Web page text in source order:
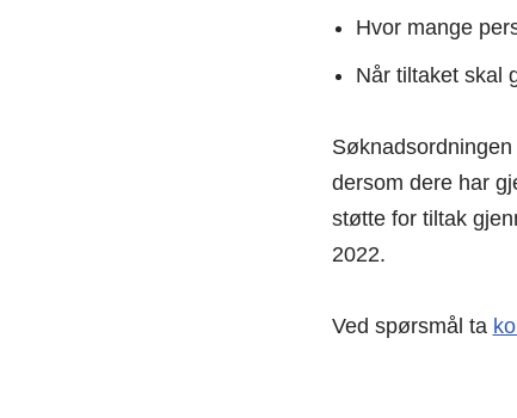
Hvor mange
Når tiltaket skal
dersom dere har
støtte for tiltak
2022.
Ved spørsmål ta